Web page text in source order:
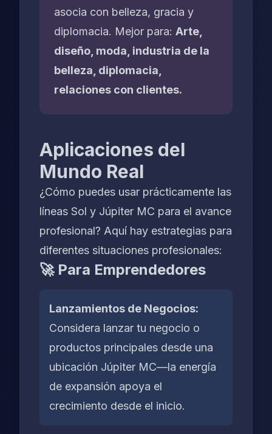
asocia con belleza, gracia y
diplomacia. Mejor para: Arte,
diseño, moda, industria de la
belleza, diplomacia,
relaciones con clientes.
Aplicaciones del
Mundo Real
¿Cómo puedes usar prácticamente las
líneas Sol y Júpiter MC para el avance
profesional? Aquí hay estrategias para
diferentes situaciones profesionales:
🚀 Para Emprendedores
Lanzamientos de Negocios:
Considera lanzar tu negocio o
productos principales desde una
ubicación Júpiter MC—la energía
de expansión apoya el
crecimiento desde el inicio.